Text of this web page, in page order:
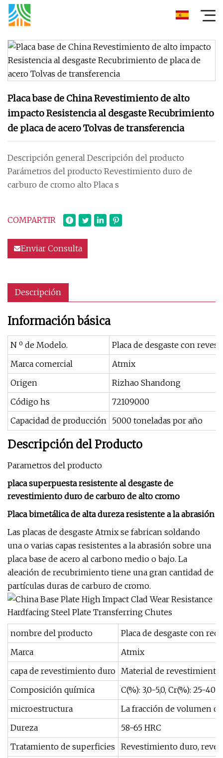
Placa base de China Revestimiento de alto
impacto Resistencia al desgaste Recubrimiento
de placa de acero Tolvas de transferencia
Descripción general Descripción del producto
Parámetros del producto Revestimiento duro de
carburo de cromo alto Placa s
COMPARTIR
Enviar Consulta
Descripción
Información básica
N º de Modelo.
Placa de desgaste con
Marca comercial
Atmix
Origen
Rizhao Shandong
Código hs
72109000
Capacidad de producción 5000 toneladas por año
Descripción del Producto
Parametros del producto
placa superpuesta resistente al desgaste de
revestimiento duro de carburo de alto cromo
Placa bimetálica de alta dureza resistente a la abrasión
Las placas de desgaste Atmix se fabrican soldando
una o varias capas resistentes a la abrasión sobre una
placa base de acero al carbono medio o bajo. La
aleación de recubrimiento tiene una gran cantidad de
partículas duras de carburo de cromo.
nombre del producto
Placa de desgaste con
Marca
Atmix
capa de revestimiento duro Material de revestimiento
Composición química
C(%): 3,0-5,0, Cr(%): 25-40
microestructura
La fracción de volumen
Dureza
58-65 HRC
Tratamiento de superficies
Revestimiento duro,